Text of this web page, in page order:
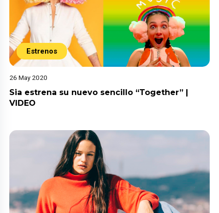
Estrenos
26 May 2020
Sia estrena su nuevo sencillo “Together” |
VIDEO